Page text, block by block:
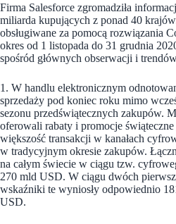
Firma Salesforce zgromadziła
miliarda kupujących z ponad 40
obsługiwane za pomocą rozwiązania
okres od 1 listopada do 31 grudnia
spośród głównych obserwacji i
1. W handlu elektronicznym
sprzedaży pod koniec roku mimo
sezonu przedświątecznych zakupów.
oferowali rabaty i promocje
większość transakcji w kanałach
w tradycyjnym okresie zakupów.
na całym świecie w ciągu tzw.
270 mld USD. W ciągu dwóch
wskaźniki te wyniosły odpowiednio
USD.